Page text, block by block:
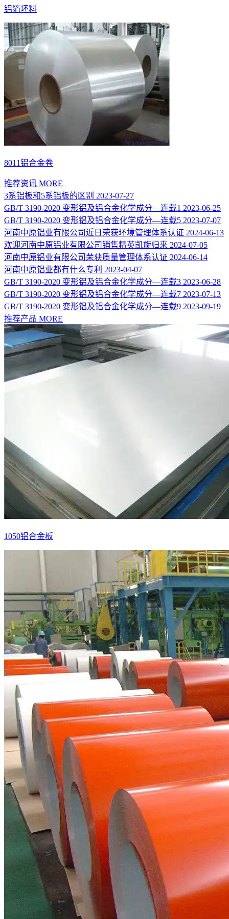
铝箔坯料
8011铝合金卷
推荐资讯 MORE
3系铝板和5系铝板的区别 2023-07-27
GB/T 3190-2020 变形铝及铝合金化学成分—连载1 2023-06-25
GB/T 3190-2020 变形铝及铝合金化学成分—连载5 2023-07-07
河南中原铝业有限公司近日荣获环境管理体系认证 2024-06-13
欢迎河南中原铝业有限公司销售精英凯旋归来 2024-07-05
河南中原铝业有限公司荣获质量管理体系认证 2024-06-14
河南中原铝业都有什么专利 2023-04-07
GB/T 3190-2020 变形铝及铝合金化学成分—连载3 2023-06-28
GB/T 3190-2020 变形铝及铝合金化学成分—连载7 2023-07-13
GB/T 3190-2020 变形铝及铝合金化学成分—连载9 2023-09-19
推荐产品 MORE
1050铝合金板